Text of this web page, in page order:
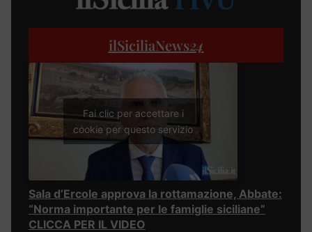
ilSiciliaNews24
Fai clic per accettare i
cookie per questo servizio
Sala d’Ercole approva la rottamazione, Abbate:
“Norma importante per le famiglie siciliane”
CLICCA PER IL VIDEO